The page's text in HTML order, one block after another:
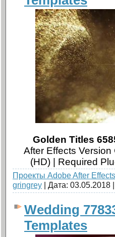
Golden Titles
After Effects
(HD) | Required
Проекты Adobe After Effects
gringrey | Дата: 03.05.2018
Wedding
Templates